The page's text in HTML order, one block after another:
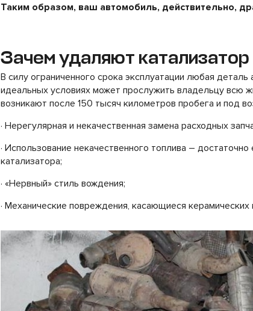
Таким образом, ваш автомобиль, действительно,
Зачем удаляют катализатор
В силу ограниченного срока эксплуатации любая
идеальных условиях может прослужить владельцу всю
возникают после 150 тысяч километров пробега и под
· Нерегулярная и некачественная замена расходных
· Использование некачественного топлива –
катализатора;
· «Нервный» стиль вождения;
· Механические повреждения, касающиеся керамических